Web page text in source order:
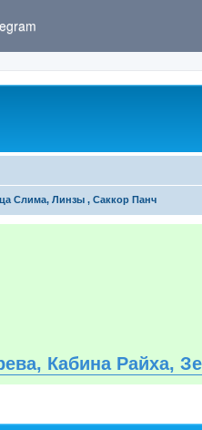
Слима, Линзы , Саккор Панч
Кабина Райха,